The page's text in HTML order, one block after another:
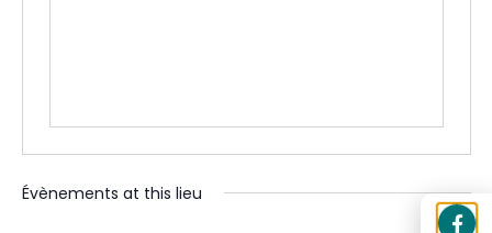
Évènements at this lieu